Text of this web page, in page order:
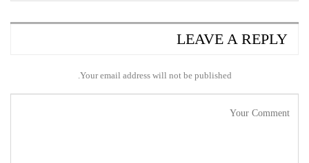
LEAVE A REPLY
Your email address will not be published.